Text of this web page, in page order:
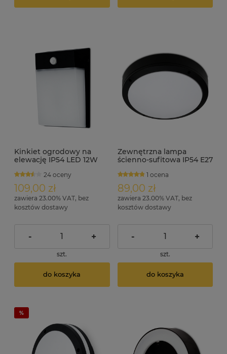
Kinkiet ogrodowy na
elewację IP54 LED 12W
24 oceny
109,00 zł
zawiera 23.00% VAT, bez
kosztów dostawy
- +
szt.
do koszyka
Zewnętrzna lampa
ścienno-sufitowa IP54 E27
1 ocena
89,00 zł
zawiera 23.00% VAT, bez
kosztów dostawy
- +
szt.
do koszyka